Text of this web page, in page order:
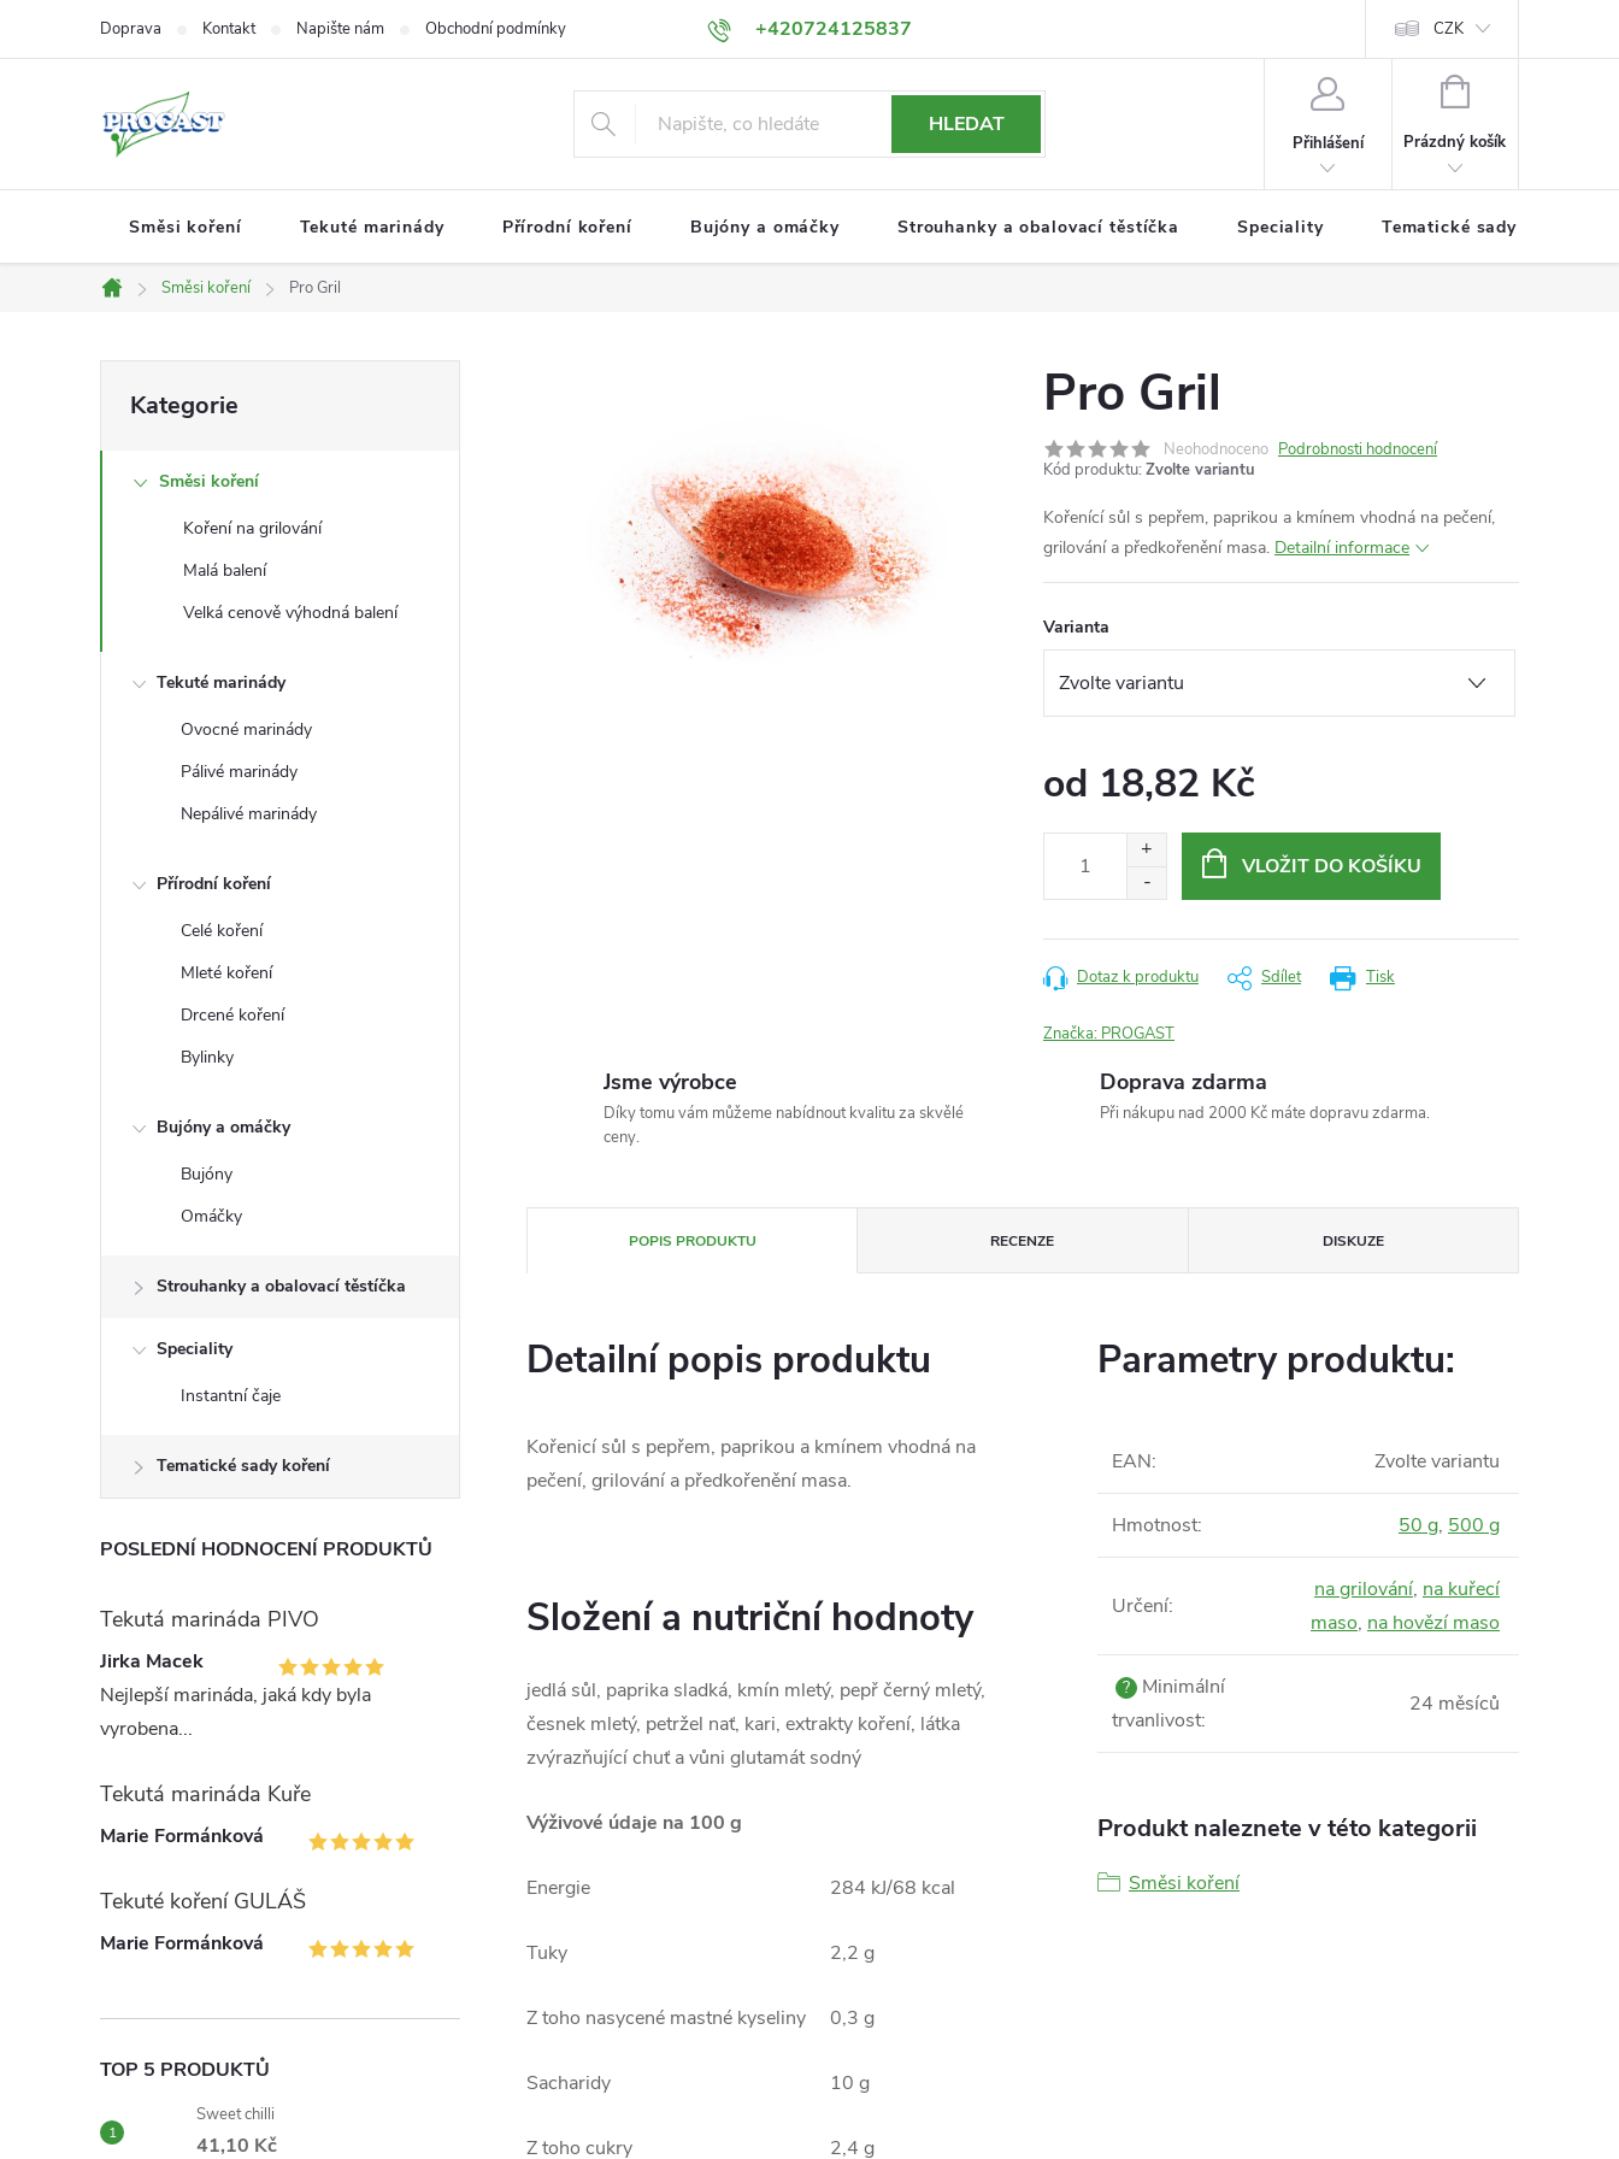
+420724125837
Doprava Kontakt Napište nám Obchodní podmínky Podmínky ochrany osobních údajů CZK
HLEDAT
Přihlášení
NÁKUPNÍ
Prázdný košík
Směsi koření Tekuté marinády Přírodní koření Bujóny a omáčky Strouhanky a obalovací těstíčka Speciality Tematické sady koření
Domů
Směsi koření Pro Gril
o
kategorie
Kategorie
Směsi koření
Koření na grilování
Malá balení
Velká cenově výhodná balení
Tekuté marinády
Ovocné marinády
Pálivé marinády
Nepálivé marinády
Přírodní koření
Celé koření
Mleté koření
Drcené koření
Bylinky
Bujóny a omáčky
Bujóny
Omáčky
Strouhanky a obalovací těstíčka
Speciality
Instantní čaje
Tematické sady koření
POSLEDNÍ HODNOCENÍ PRODUKTŮ
Tekutá marináda PIVO
Jirka Macek
Nejlepší marináda, jaká kdy byla
vyrobena...
Tekutá marináda Kuře
Marie Formánková
Tekuté koření GULÁŠ
Marie Formánková
TOP 5 PRODUKTŮ
Sweet chilli
41,10 Kč
Pro Gril
Neohodnoceno Podrobnosti hodnocení
Kód produktu: Zvolte variantu
Kořenící sůl s pepřem, paprikou a kmínem vhodná na pečení,
grilování a předkořenění masa. Detailní informace
Varianta
od 18,82 Kč
VLOŽIT DO KOŠÍKU
Tisk
Dotaz k produktu Sdílet
Značka: PROGAST
Jsme výrobce
Díky tomu vám můžeme nabídnout kvalitu za skvělé
ceny.
Doprava zdarma
Při nákupu nad 2000 Kč máte dopravu zdarma.
POPIS PRODUKTU RECENZE DISKUZE
Detailní popis produktu
Kořenicí sůl s pepřem, paprikou a kmínem vhodná na
pečení, grilování a předkořenění masa.
Složení a nutriční hodnoty
jedlá sůl, paprika sladká, kmín mletý, pepř černý mletý,
česnek mletý, petržel nať, kari, extrakty koření, látka
zvýrazňující chuť a vůni glutamát sodný
Výživové údaje na 100 g
Energie 284 kJ/68 kcal
Tuky
Z toho nasycené mastné kyseliny
2,2 g
0,3 g
Sacharidy
Z toho cukry
10 g
2,4 g
Parametry produktu:
EAN: Zvolte variantu
Hmotnost: 50 g, 500 g
Určení:
na grilování, na kuřecí
maso, na hovězí maso
? Minimální
trvanlivost:
24 měsíců
Produkt naleznete v této kategorii
Směsi koření